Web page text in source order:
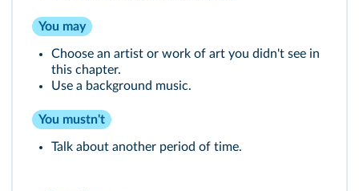
You may
Choose an artist or work of art you didn't see in
this chapter.
Use a background music.
You mustn't
Talk about another period of time.